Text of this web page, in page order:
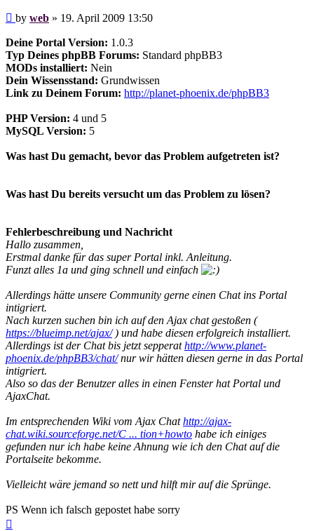
Post
by web » 19. April 2009 13:50
Deine Portal Version: 1.0.3
Typ Deines phpBB Forums: Standard phpBB3
MODs installiert: Nein
Dein Wissensstand: Grundwissen
Link zu Deinem Forum: http://planet-phoenix.de/phpBB3
PHP Version: 4 und 5
MySQL Version: 5
Was hast Du gemacht, bevor das Problem aufgetreten ist?
Was hast Du bereits versucht um das Problem zu lösen?
Fehlerbeschreibung und Nachricht
Hallo zusammen,
Erstmal danke für das super Portal inkl. Anleitung.
Funzt alles 1a und ging schnell und einfach
Allerdings hätte unsere Community gerne einen Chat ins Portal
intigriert.
Nach kurzen suchen bin ich auf den Ajax chat gestoßen (
https://blueimp.net/ajax/) und habe diesen erfolgreich installiert.
Allerdings ist der Chat bis jetzt sepperathttp://www.planet-
phoenix.de/phpBB3/chat/nur wir hätten diesen gerne in das Portal
intigriert.
Also so das der Benutzer alles in einen Fenster hat Portal und
AjaxChat.
Im entsprechenden Wiki vom Ajax Chathttp://ajax-
chat.wiki.sourceforge.net/C ... tion+howto habe ich einiges
gefunden nur ich habe keine Ahnung wie ich den Chat auf die
Portalseite bekomme.
Vielleicht wäre jemand so nett und hilft mir auf die Sprünge.
PS Wenn ich falsch gepostet habe sorry